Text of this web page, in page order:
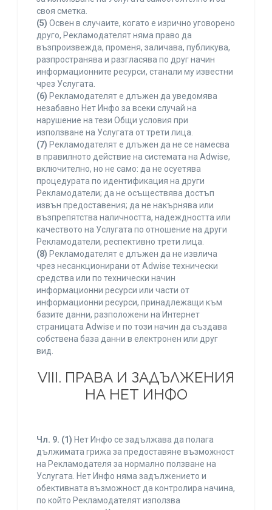
своя сметка.
(5) Освен в случаите, когато е изрично уговорено
друго, Рекламодателят няма право да
възпроизвежда, променя, заличава, публикува,
разпространява и разгласява по друг начин
информационните ресурси, станали му известни
чрез Услугата.
(6) Рекламодателят е длъжен да уведомява
незабавно Нет Инфо за всеки случай на
нарушение на тези Общи условия при
използване на Услугата от трети лица.
(7) Рекламодателят е длъжен да не се намесва
в правилното действие на системата на Adwise,
включително, но не само: да не осуетява
процедурата по идентификация на други
Рекламодатели; да не осъществява достъп
извън предоставения; да не накърнява или
възпрепятства наличността, надеждността или
качеството на Услугата по отношение на други
Рекламодатели, респективно трети лица.
(8) Рекламодателят е длъжен да не извлича
чрез несанкционирани от Adwise технически
средства или по технически начин
информационни ресурси или части от
информационни ресурси, принадлежащи към
базите данни, разположени на Интернет
страницата Adwise и по този начин да създава
собствена база данни в електронен или друг
вид.
VIII. ПРАВА И ЗАДЪЛЖЕНИЯ
НА НЕТ ИНФО
Чл. 9. (1) Нет Инфо се задължава да полага
дължимата грижа за предоставяне възможност
на Рекламодателя за нормално ползване на
Услугата. Нет Инфо няма задължението и
обективната възможност да контролира начина,
по който Рекламодателят използва